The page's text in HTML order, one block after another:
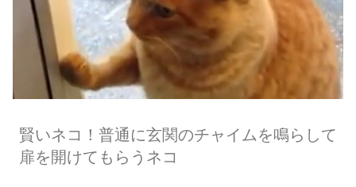
賢いネコ！普通に玄関のチャイムを鳴らして
扉を開けてもらうネコ